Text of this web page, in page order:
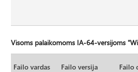
Visoms palaikomoms IA-64-versijoms
Failo vardas Failo versija Failo